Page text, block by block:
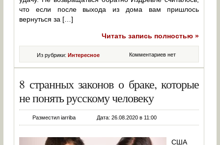
что если после выхода из дома вам пришлось
вернуться за […]
Читать запись полностью »
Комментариев нет
Из рубрики:Интересное
8 странных законов о браке, которые
не понять русскому человеку
Разместил iarriba Дата: 26.08.2020 в 11:00
США